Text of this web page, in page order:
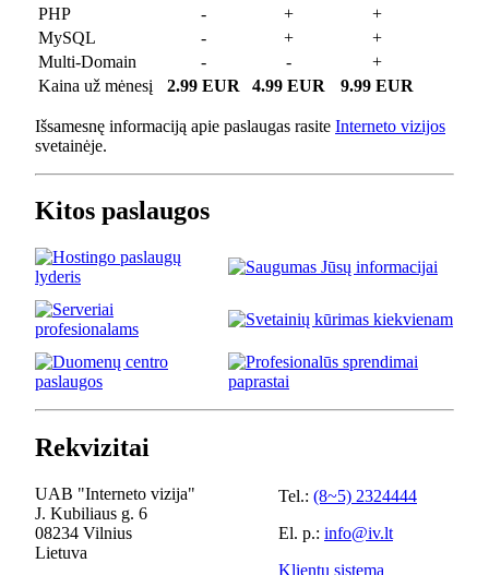
PHP
- +
+
MySQL
- +
+
Multi-Domain
- -
+
Kaina už mėnesį
2.99 EUR 4.99 EUR 9.99 EUR
Išsamesnę informaciją apie paslaugas rasite Interneto vizijos
svetainėje.
Kitos paslaugos
Rekvizitai
UAB "Interneto vizija"
J. Kubiliaus g. 6
08234 Vilnius
Lietuva
Tel.: (8~5) 2324444
El. p.: info@iv.lt
Klientų sistema